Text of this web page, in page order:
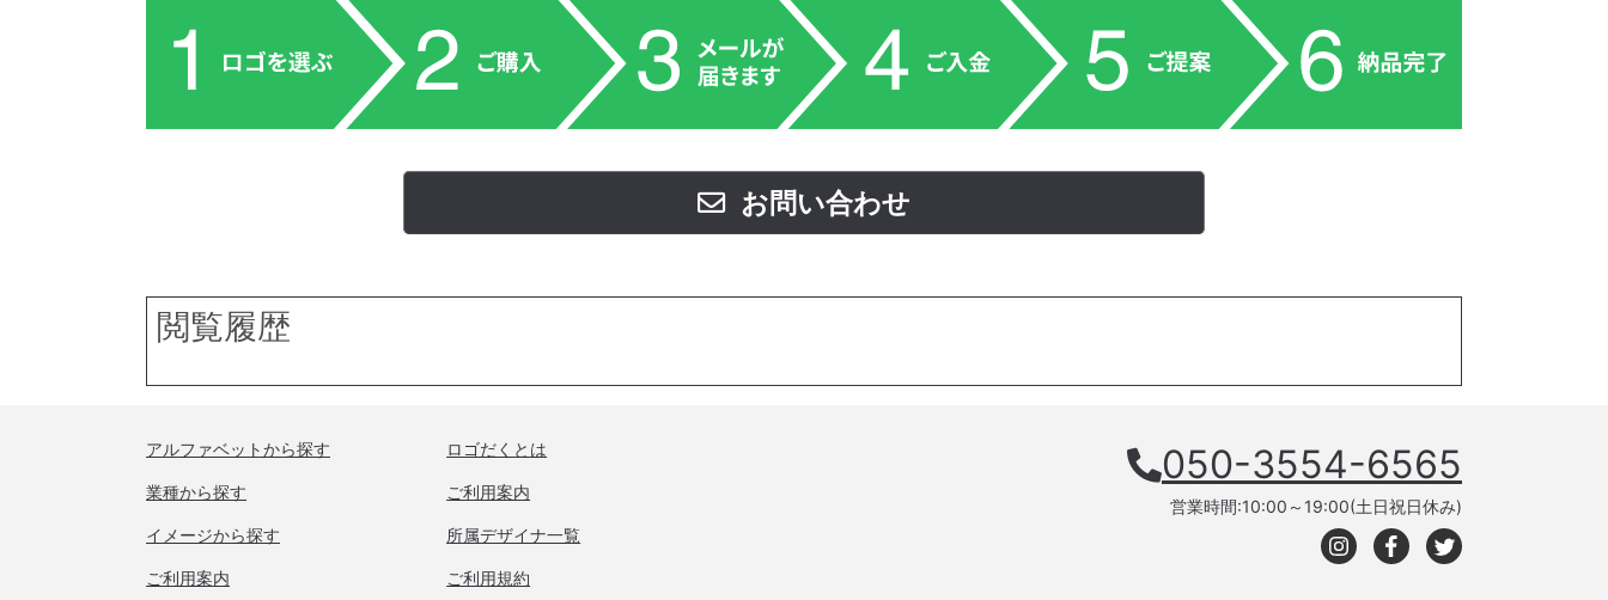
お問い合わせ
閲覧履歴
アルファベットから探す
業種から探す
イメージから探す
ご利用案内
ロゴだくとは
ご利用案内
所属デザイナ一覧
ご利用規約
050-3554-6565
営業時間:10:00～19:00(土日祝日休み)